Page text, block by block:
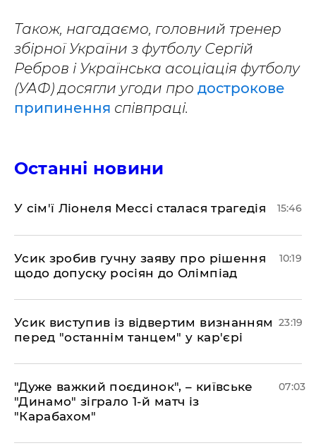
Також, нагадаємо, головний тренер
збірної України з футболу Сергій
Ребров і Українська асоціація футболу
(УАФ) досягли угоди про дострокове
припинення співпраці.
Останні новини
У сім'ї Ліонеля Мессі сталася трагедія 15:46
Усик зробив гучну заяву про рішення
щодо допуску росіян до Олімпіад
10:19
​Усик виступив із відвертим визнанням
перед "останнім танцем" у кар'єрі
23:19
"Дуже важкий поєдинок", – київське
"Динамо" зіграло 1-й матч із
"Карабахом"
07:03